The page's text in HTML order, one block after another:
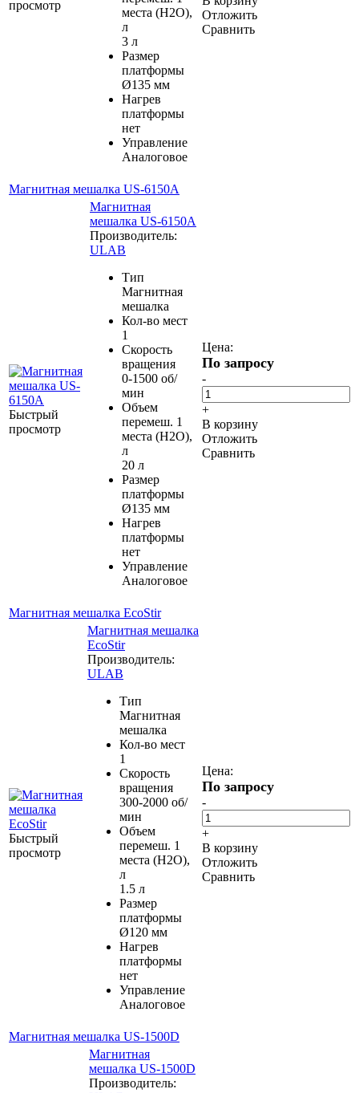
просмотр
места (H2O),
л
3 л
Размер
платформы
Ø135 мм
Нагрев
платформы
нет
Управление
Аналоговое
Отложить
Сравнить
Магнитная мешалка US-6150A
Быстрый
просмотр
Магнитная
мешалка US-6150A
Производитель:
ULAB
Тип
Магнитная
мешалка
Кол-во мест
1
Скорость
вращения
0-1500 об/
мин
Объем
перемеш. 1
места (H2O),
л
20 л
Размер
платформы
Ø135 мм
Нагрев
платформы
нет
Управление
Аналоговое
Цена:
По запросу
-
+
В корзину
Отложить
Сравнить
Магнитная мешалка EcoStir
Быстрый
просмотр
Магнитная мешалка
EcoStir
Производитель:
ULAB
Тип
Магнитная
мешалка
Кол-во мест
1
Скорость
вращения
300-2000 об/
мин
Объем
перемеш. 1
места (H2O),
л
1.5 л
Размер
платформы
Ø120 мм
Нагрев
платформы
нет
Управление
Аналоговое
Цена:
По запросу
-
+
В корзину
Отложить
Сравнить
Магнитная мешалка US-1500D
Магнитная
мешалка US-1500D
Производитель: